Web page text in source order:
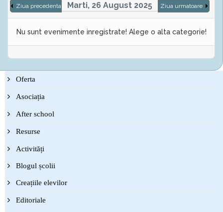
Ziua precedenta Marti, 26 August 2025 Ziua urmatoare
Nu sunt evenimente inregistrate! Alege o alta categorie!
Oferta
Asociația
After school
Resurse
Activități
Blogul școlii
Creațiile elevilor
Editoriale